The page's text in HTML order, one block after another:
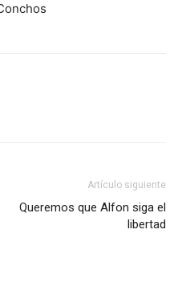
Artículo siguiente
Queremos que Alfon siga el
libertad